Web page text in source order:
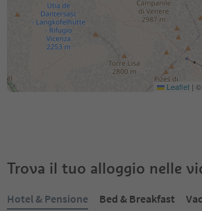
Leaflet | ©
Trova il tuo alloggio nelle
Hotel & Pensione Bed & Breakfast